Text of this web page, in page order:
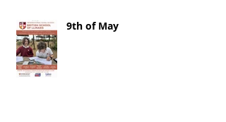
9th of May